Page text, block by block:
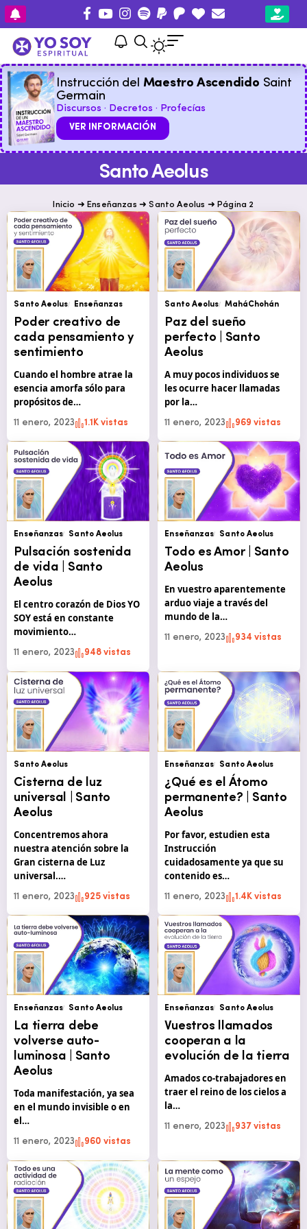
Instrucción del Maestro Ascendido Saint
Germain
Discursos · Decretos · Profecías
VER INFORMACIÓN
Santo Aeolus
Inicio ➜ Enseñanzas ➜Santo Aeolus ➜ Página 2
Santo Aeolus Enseñanzas
Poder creativo de
cada pensamiento y
sentimiento
Cuando el hombre atrae la
esencia amorfa sólo para
propósitos de…
11 enero, 2023 1.1K vistas
Santo Aeolus MaháChohán
Paz del sueño
perfecto | Santo
Aeolus
A muy pocos individuos se
les ocurre hacer llamadas
por la…
11 enero, 2023 969 vistas
Enseñanzas Santo Aeolus
Pulsación sostenida
de vida | Santo
Aeolus
El centro corazón de Dios YO
SOY está en constante
movimiento…
11 enero, 2023 948 vistas
Enseñanzas Santo Aeolus
Todo es Amor | Santo
Aeolus
En vuestro aparentemente
arduo viaje a través del
mundo de la…
11 enero, 2023 934 vistas
Santo Aeolus
Cisterna de luz
universal | Santo
Aeolus
Concentremos ahora
nuestra atención sobre la
Gran cisterna de Luz
universal.…
11 enero, 2023 925 vistas
Enseñanzas Santo Aeolus
¿Qué es el Átomo
permanente? | Santo
Aeolus
Por favor, estudien esta
Instrucción
cuidadosamente ya que su
contenido es…
11 enero, 2023 1.4K vistas
Enseñanzas Santo Aeolus
La tierra debe
volverse auto-
luminosa | Santo
Aeolus
Toda manifestación, ya sea
en el mundo invisible o en
el…
11 enero, 2023 960 vistas
Enseñanzas Santo Aeolus
Vuestros llamados
cooperan a la
evolución de la tierra
Amados co-trabajadores en
traer el reino de los cielos a
la…
11 enero, 2023 937 vistas